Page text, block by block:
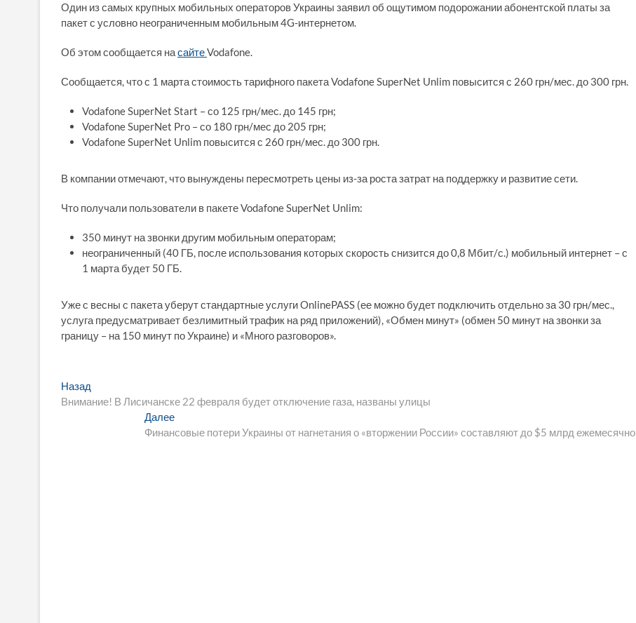
Один из самых крупных мобильных операторов Украины заявил об ощутимом подорожании абонентской платы за
пакет с условно неограниченным мобильным 4G-интернетом.
Об этом сообщается насайтеVodafone.
Сообщается, что с 1 марта стоимость тарифного пакета Vodafone SuperNet Unlim повысится с 260 грн/мес. до 300 грн.
Vodafone SuperNet Start – со 125 грн/мес. до 145 грн;
Vodafone SuperNet Pro – со 180 грн/мес до 205 грн;
Vodafone SuperNet Unlim повысится с 260 грн/мес. до 300 грн.
В компании отмечают, что вынуждены пересмотреть цены из-за роста затрат на поддержку и развитие сети.
Что получали пользователи в пакете Vodafone SuperNet Unlim:
350 минут на звонки другим мобильным операторам;
неограниченный (40 ГБ, после использования которых скорость снизится до 0,8 Мбит/с.) мобильный интернет – с
1 марта будет 50 ГБ.
Уже с весны с пакета уберут стандартные услуги OnlinePASS (ее можно будет подключить отдельно за 30 грн/мес.,
услуга предусматривает безлимитный трафик на ряд приложений), «Обмен минут» (обмен 50 минут на звонки за
границу – на 150 минут по Украине) и «Много разговоров».
Навигация
по
Назад
запись:
Внимание! В Лисичанске 22 февраля будет отключение газа, названы улицы
ДалееСледующая
запись:
Финансовые потери Украины от нагнетания о «вторжении России» составляют до $5 млрд ежемесячно